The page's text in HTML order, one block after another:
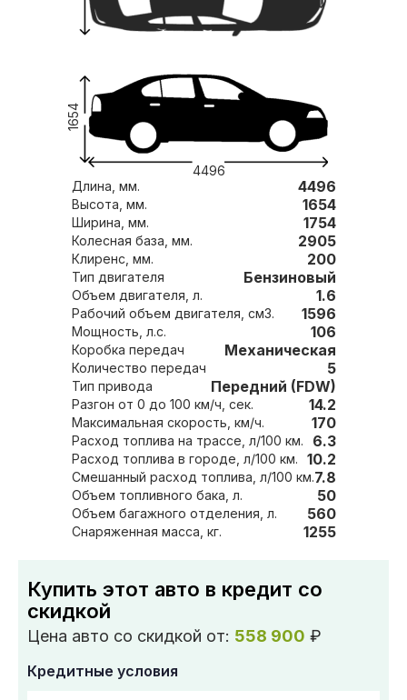
4496
1654
Длина, мм. 4496
Высота, мм. 1654
Ширина, мм. 1754
Колесная база, мм. 2905
Клиренс, мм. 200
Тип двигателя Бензиновый
Объем двигателя, л. 1.6
Рабочий объем двигателя, см3. 1596
Мощность, л.с. 106
Коробка передач Механическая
Количество передач 5
Тип привода Передний (FDW)
Разгон от 0 до 100 км/ч, сек. 14.2
Максимальная скорость, км/ч. 170
Расход топлива на трассе, л/100 км. 6.3
Расход топлива в городе, л/100 км. 10.2
Смешанный расход топлива, л/100 км.7.8
Объем топливного бака, л. 50
Объем багажного отделения, л. 560
Снаряженная масса, кг. 1255
Купить этот авто в кредит со
скидкой
Цена авто со скидкой от: 558 900 ₽
Кредитные условия